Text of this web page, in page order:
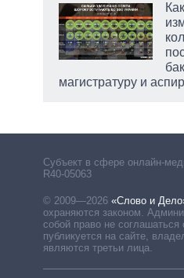
магистратуру и
Субъект в сфере онлайн-
R40-05063
© 2009—2026 «Слово и
охраняются законом.
собой право не
публикуется на сайте,
являются третьи лица.